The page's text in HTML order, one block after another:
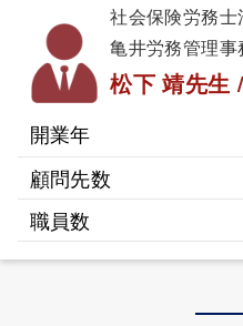
社会保険労務士
亀井労務管理事
松下 靖先生
開業年
顧問先数
職員数